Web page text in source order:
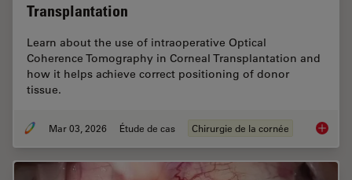
Transplantation
Learn about the use of intraoperative Optical
Coherence Tomography in Corneal Transplantation and
how it helps achieve correct positioning of donor
tissue.
Mar 03, 2026 Étude de cas Chirurgie de la cornée